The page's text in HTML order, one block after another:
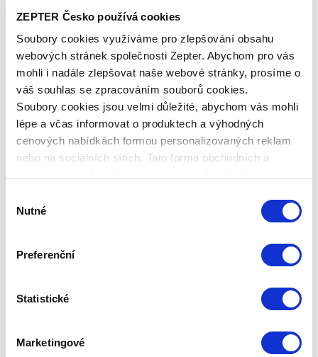
ZEPTER Česko používá cookies
Soubory cookies využíváme pro zlepšování obsahu
webových stránek společnosti Zepter. Abychom pro vás
mohli i nadále zlepšovat naše webové stránky, prosíme o
váš souhlas se zpracováním souborů cookies.
Soubory cookies jsou velmi důležité, abychom vás mohli
lépe a včas informovat o produktech a výhodných
cenových nabídkách formou personalizovaných reklam
nebo na sociálních sítích. Tato forma obchodních a
souhlasu
Nutné
Preferenční
Statistické
Marketingové
zboží a její prodloužení se počítá od 1. dne po
skončení klasické záruky. Tato komerční záruka
chrání vaše zboží v plném rozsahu, tedy jako
standardní (můžete ji koupit jako fyzická i jako
právnická osoba).
V případě poruchy vašeho výrobku stačí
kontaktovat naši zákaznickou linku: +420 311 331
887 nebo naše servisní středisko: servis@zepter.cz
Technická data
KÓD PRODUKTU
NÁZEV PRODUKTU
HMOSTNOST PRODUKTU